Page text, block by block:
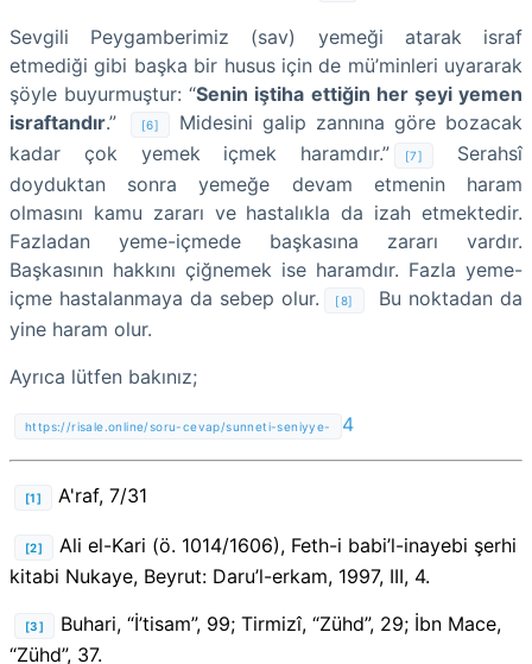
Sevgili Peygamberimiz (sav) yemeği atarak israf
etmediği gibi başka bir husus için de mü’minleri uyararak
şöyle buyurmuştur: “Senin iştiha ettiğin her şeyi yemen
israftandır.” [6]
Midesini galip zannına göre bozacak
kadar çok yemek içmek haramdır.”
[7]
Serahsî
doyduktan sonra yemeğe devam etmenin haram
olmasını kamu zararı ve hastalıkla da izah etmektedir.
Fazladan yeme-içmede başkasına zararı vardır.
Başkasının hakkını çiğnemek ise haramdır. Fazla yeme-
içme hastalanmaya da sebep olur.
[8]
Bu noktadan da
yine haram olur.
Ayrıca lütfen bakınız;
https://risale.online/soru-cevap/sunneti-seniyye- 4
[1] A'raf, 7/31
[2]
Ali el-Kari (ö. 1014/1606), Feth-i babi’l-inayebi şerhi
kitabi Nukaye, Beyrut: Daru’l-erkam, 1997, III, 4.
[3]
Buhari, “İ’tisam”, 99; Tirmizî, “Zühd”, 29; İbn Mace,
“Zühd”, 37.